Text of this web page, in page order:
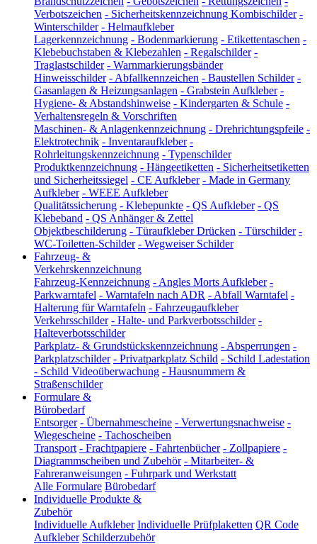
Verbotszeichen - Sicherheitskennzeichnung Kombischilder -
Winterschilder - Helmaufkleber
Lagerkennzeichnung - Bodenmarkierung - Etikettentaschen -
Klebebuchstaben & Klebezahlen - Regalschilder -
Traglastschilder - Warnmarkierungsbänder
Hinweisschilder - Abfallkennzeichen - Baustellen Schilder -
Gasanlagen & Heizungsanlagen - Grabstein Aufkleber -
Hygiene- & Abstandshinweise - Kindergarten & Schule -
Verhaltensregeln & Vorschriften
Maschinen- & Anlagenkennzeichnung - Drehrichtungspfeile -
Elektrotechnik - Inventaraufkleber -
Rohrleitungskennzeichnung - Typenschilder
Produktkennzeichnung - Hängeetiketten - Sicherheitsetiketten
und Sicherheitssiegel - CE Aufkleber - Made in Germany
Aufkleber - WEEE Aufkleber
Qualitätssicherung - Klebepunkte - QS Aufkleber - QS
Klebeband - QS Anhänger & Zettel
Objektbeschilderung - Türaufkleber Drücken - Türschilder -
WC-Toiletten-Schilder - Wegweiser Schilder
Fahrzeug- &
Verkehrskennzeichnung
Fahrzeug-Kennzeichnung - Angles Morts Aufkleber -
Parkwarntafel - Warntafeln nach ADR - Abfall Warntafel -
Halterung für Warntafeln - Fahrzeugaufkleber
Verkehrsschilder - Halte- und Parkverbotsschilder -
Halteverbotsschilder
Parkplatz- & Grundstückskennzeichnung - Absperrungen -
Parkplatzschilder - Privatparkplatz Schild - Schild Ladestation
- Schild Videoüberwachung - Hausnummern &
Straßenschilder
Formulare &
Bürobedarf
Entsorger - Übernahmescheine - Verwertungsnachweise -
Wiegescheine - Tachoscheiben
Transport - Frachtpapiere - Fahrtenbücher - Zollpapiere -
Diagrammscheiben und Zubehör - Mitarbeiter- &
Fahreranweisungen - Fuhrpark und Werkstatt
Alle Formulare Bürobedarf
Individuelle Produkte &
Zubehör
Individuelle Aufkleber Individuelle Prüfplaketten QR Code
Aufkleber Schilderzubehör